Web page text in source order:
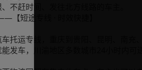
不赶时间、发往北方线路的车主。
【短途专线 · 时效快捷】
托运专线，重庆到贵阳、昆明、南充
发车，川渝地区多数城市24小时内可